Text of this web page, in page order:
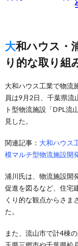
大和ハウス・浦川氏が会見で意欲、街づく
り的な取り組
大和ハウス工業で物流
員は9月2日、千葉県流
ト型物流施設「DPL
見した。
関連記事： 大和ハウス
模マルチ型物流施設開
浦川氏は、物流施設開
促進を図るなど、住宅
くり的な観点からさま
た。
また、流山市で計4棟